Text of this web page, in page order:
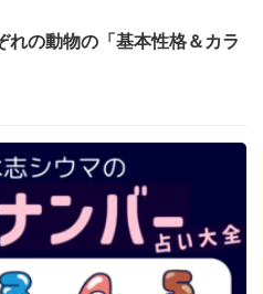
れの動物の「基本性格＆カラ